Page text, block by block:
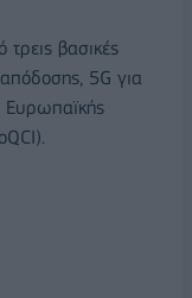
βασικές
5G για
Ευρωπαϊκής